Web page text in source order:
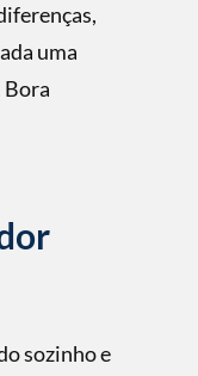
uma
Bora
sozinho e